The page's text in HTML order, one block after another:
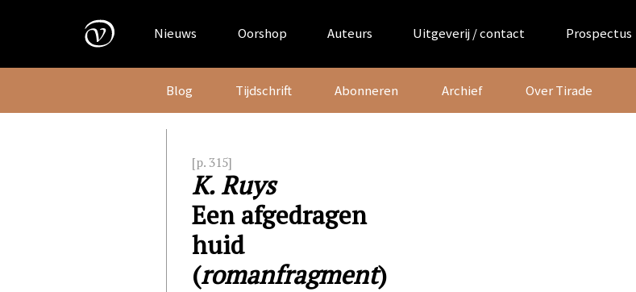
Nieuws Oorshop Auteurs Uitgeverij / contact Prospectus
Blog Tijdschrift Abonneren Archief Over Tirade
[p. 315]
K. Ruys
Een afgedragen
huid
(romanfragment)